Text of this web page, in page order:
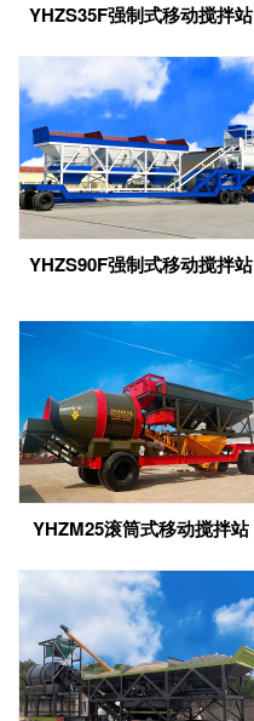
YHZS35F强制式移动搅拌站
YHZS90F强制式移动搅拌站
YHZM25滚筒式移动搅拌站